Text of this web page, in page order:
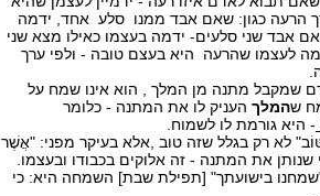
הרעה כגון: שאם אבד ממנו סלע אחד, ידמה
אבד שני סלעים- ידמה בעצמו כאילו מצא שני
לעצמו שהרעה היא בעצם טובה - ולפי ערך
שמקבל מתנה מן המלך , הוא אינו שמח על
שהמלך העניק לו את המתנה - כלומר
- היא גורמת לו לשמוח.
לא רק בגלל שזה טוב ,אלא בעיקר מפני: "אֲשֶׁר
שנותן את המתנה - זה אלוקים בכבודו ובעצמו.
בישועתך" [תפילת שבת] השמחה היא: כי